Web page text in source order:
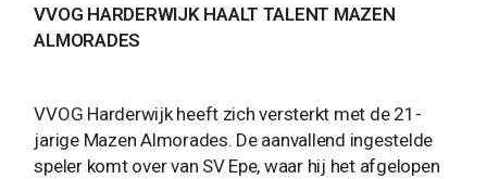
VVOG HARDERWIJK HAALT TALENT MAZEN
ALMORADES
VVOG Harderwijk heeft zich versterkt met de 21-
jarige Mazen Almorades. De aanvallend ingestelde
speler komt over van SV Epe, waar hij het afgelopen